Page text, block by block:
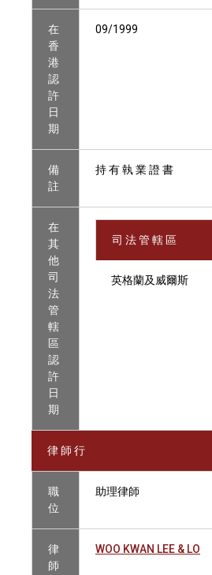
在
香
港
認
許
日
期
09/1999
備
註
持 有 執 業 證 書
在
其
他
司
法
管
轄
區
認
許
日
期
司 法 管 轄 區
英格蘭及威爾斯
律 師 行
職
位
助理律師
律
師
WOO KWAN LEE & LO